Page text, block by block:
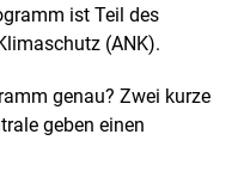
ist Teil des
(ANK).
genau? Zwei kurze
geben einen